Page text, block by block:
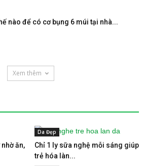
nào để có cơ bụng 6 múi tại nhà...
Xem thêm
ăn,
Da Đẹp
Chỉ 1 ly sữa nghệ mỗi sáng giúp
trẻ hóa làn...